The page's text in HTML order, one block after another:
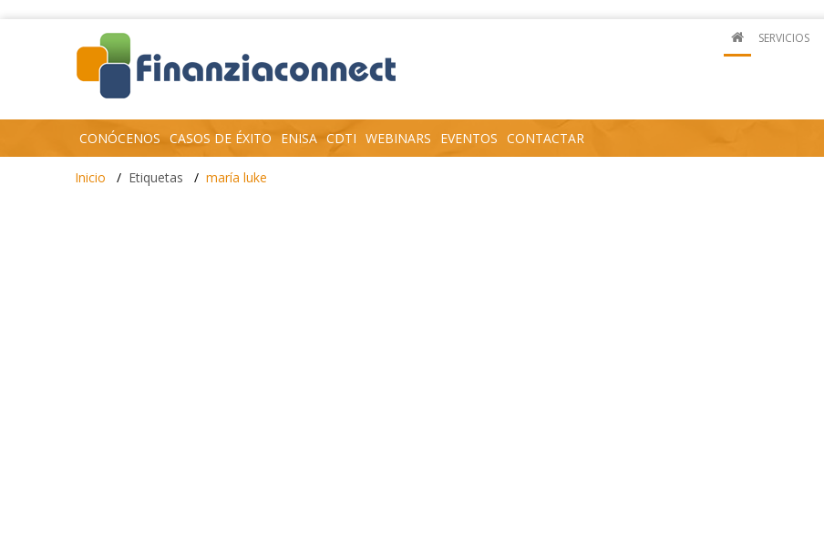
SERVICIOS
CONÓCENOS CASOS DE ÉXITO ENISA CDTI WEBINARS EVENTOS CONTACTAR
Inicio Etiquetas maría luke